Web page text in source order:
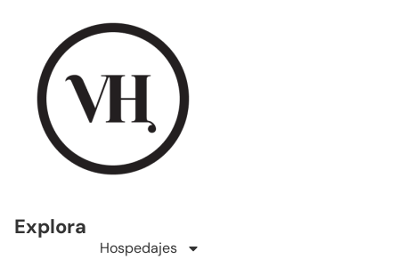
Explora
Hospedajes